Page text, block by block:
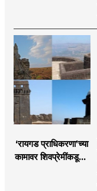
‘रायगड प्राधिकरणा’च्या
कामावर शिवप्रेमींकडूनच